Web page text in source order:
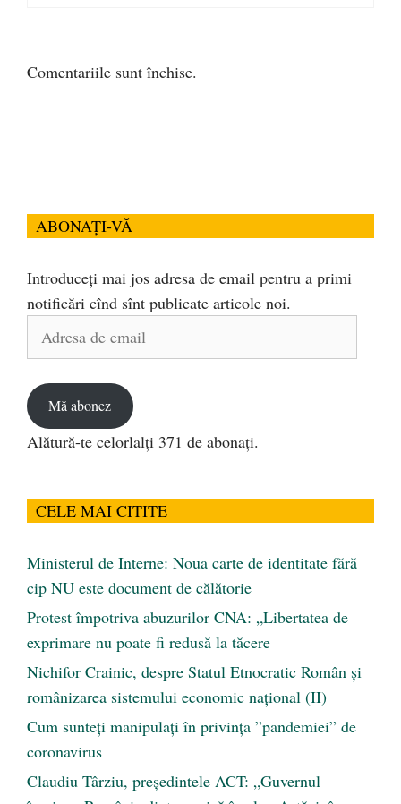
Comentariile sunt închise.
ABONAȚI-VĂ
Introduceți mai jos adresa de email pentru a primi
notificări cînd sînt publicate articole noi.
Mă abonez
Alătură-te celorlalți 371 de abonați.
CELE MAI CITITE
Ministerul de Interne: Noua carte de identitate fără
cip NU este document de călătorie
Protest împotriva abuzurilor CNA: „Libertatea de
exprimare nu poate fi redusă la tăcere
Nichifor Crainic, despre Statul Etnocratic Român şi
românizarea sistemului economic naţional (II)
Cum sunteți manipulați în privința ”pandemiei” de
coronavirus
Claudiu Târziu, președintele ACT: „Guvernul